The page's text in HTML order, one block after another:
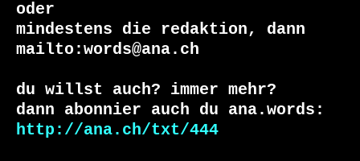
oder
mindestens die redaktion, dann
mailto:words@ana.ch
du willst auch? immer mehr?
http://ana.ch/txt/444